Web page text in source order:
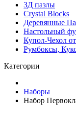
3Д пазлы
Crystal Blocks
Деревянные
Настольный
Купол-Чехол
Румбоксы,
Категории
Наборы
Набор